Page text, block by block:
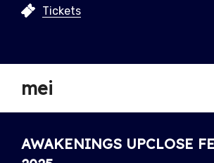
Tickets
mei
AWAKENINGS UPCLOSE